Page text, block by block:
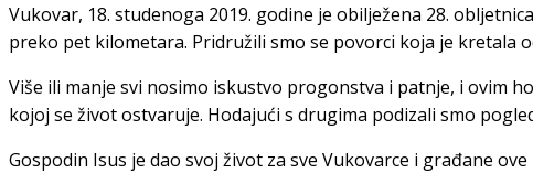
Vukovar, 18. studenoga 2019. godine je obilježena 28.
preko pet kilometara. Pridružili smo se povorci koja je kretala
Više ili manje svi nosimo iskustvo progonstva i patnje, i ovim
kojoj se život ostvaruje. Hodajući s drugima podizali smo
Gospodin Isus je dao svoj život za sve Vukovarce i građane